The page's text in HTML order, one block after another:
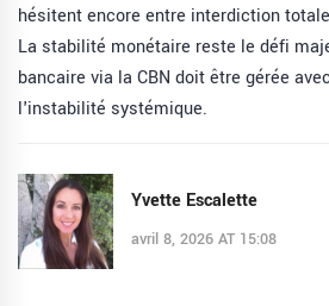
hésitent encore entre interdiction
La stabilité monétaire reste le défi
bancaire via la CBN doit être gérée
l'instabilité systémique.
Yvette Escalette
avril 8, 2026 AT 15:08